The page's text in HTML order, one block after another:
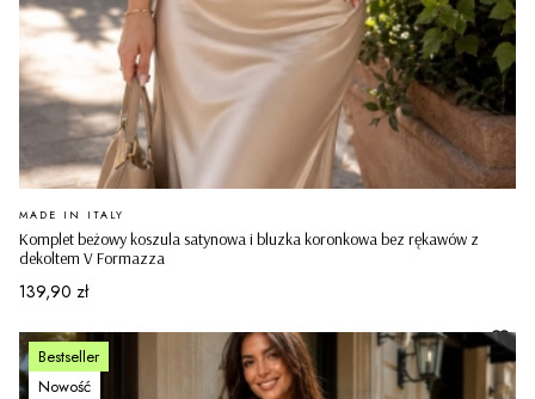
Komplet beżowy koszula satynowa i bluzka koronkowa bez rękawów z
dekoltem V Formazza
PRODUCENT
MADE IN ITALY
Cena
139,90 zł
Bestseller
Nowość